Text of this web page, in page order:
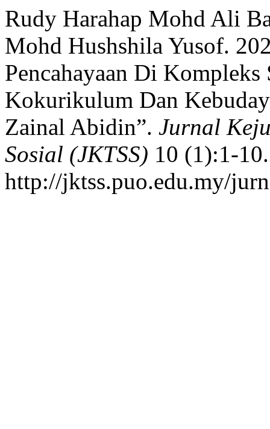
Rudy Harahap Mohd Ali
Mohd Hushshila Yusof.
Pencahayaan Di Kompleks
Kokurikulum Dan
Zainal Abidin”. Jurnal
Sosial (JKTSS) 10 (1):1-10.
http://jktss.puo.edu.my/